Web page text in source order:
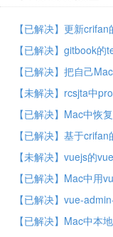
【已解决】gitbook
【已解决】Mac中恢
【已解决】基于